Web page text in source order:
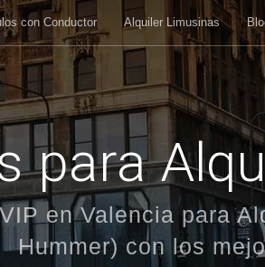
con Conductor Alquiler Limusinas
para
en Valencia para
Hummer) con los